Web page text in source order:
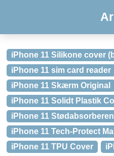
iPhone 11 Silikone cover
iPhone 11 sim card reader
iPhone 11 Skærm Original
iPhone 11 Solidt Plastik
iPhone 11
iPhone 11 Tech-Protect
iPhone 11 TPU Cover